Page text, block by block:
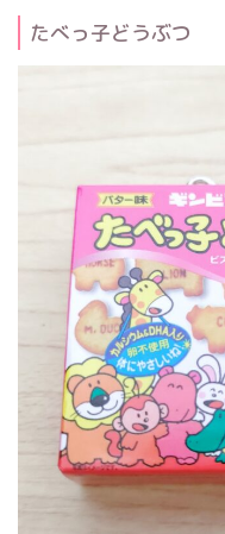
たべっ子どうぶつ